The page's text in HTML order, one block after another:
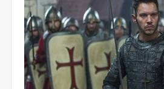
Club
Núcleo
hará
el
preestreno
de
Los
papeles
de
Aspern